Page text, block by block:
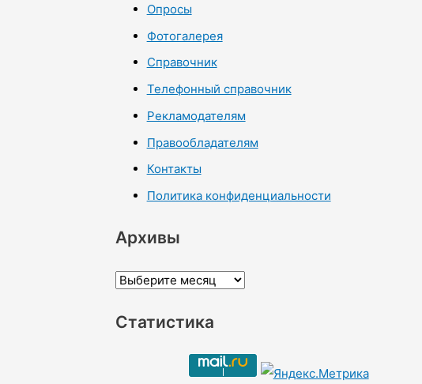
Опросы
Фотогалерея
Справочник
Телефонный справочник
Рекламодателям
Правообладателям
Контакты
Политика конфиденциальности
Архивы
А
х
Статистика